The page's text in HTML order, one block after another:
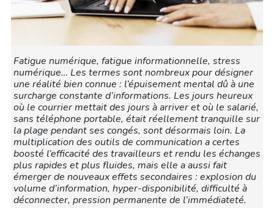
Fatigue numérique, fatigue informationnelle, stress
numérique… Les termes sont nombreux pour désigner
une réalité bien connue : l’épuisement mental dû à une
surcharge constante d’informations. Les jours heureux
où le courrier mettait des jours à arriver et où le salarié,
sans téléphone portable, était réellement tranquille sur
la plage pendant ses congés, sont désormais loin. La
multiplication des outils de communication a certes
boosté l’efficacité des travailleurs et rendu les échanges
plus rapides et plus fluides, mais elle a aussi fait
émerger de nouveaux effets secondaires : explosion du
volume d’information, hyper-disponibilité, difficulté à
déconnecter, pression permanente de l’immédiateté.